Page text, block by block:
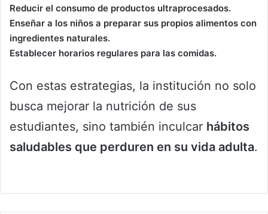
Reducir el consumo de productos ultraprocesados.
Enseñar a los niños a preparar sus propios alimentos con
ingredientes naturales.
Establecer horarios regulares para las comidas.
Con estas estrategias, la institución no solo
busca mejorar la nutrición de sus
estudiantes, sino también inculcar hábitos
saludables que perduren en su vida adulta.